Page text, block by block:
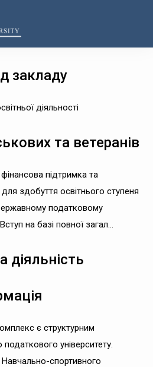
закладу
діяльності
та ветеранів
підтримка та
здобуття освітнього ступеня
податковому
на базі повної загал...
діяльність
є структурним
університету.
спортивного